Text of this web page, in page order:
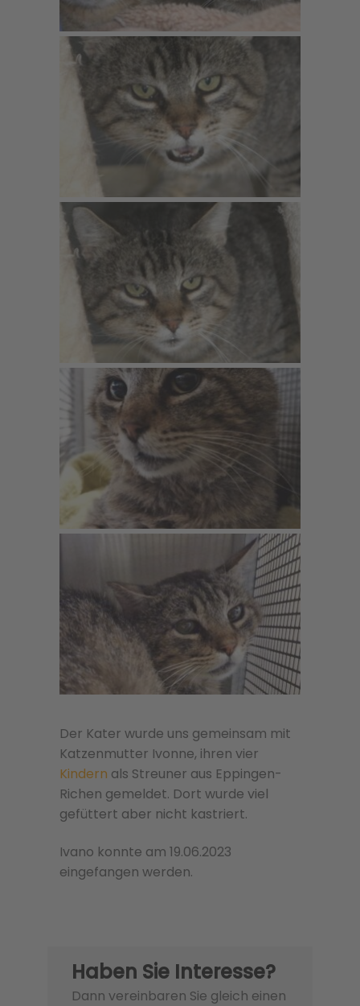
Der Kater wurde uns gemeinsam mit
Katzenmutter Ivonne, ihren vier
Kindern als Streuner aus Eppingen-
Richen gemeldet. Dort wurde viel
gefüttert aber nicht kastriert.
Ivano konnte am 19.06.2023
eingefangen werden.
Haben Sie Interesse?
Dann vereinbaren Sie gleich einen